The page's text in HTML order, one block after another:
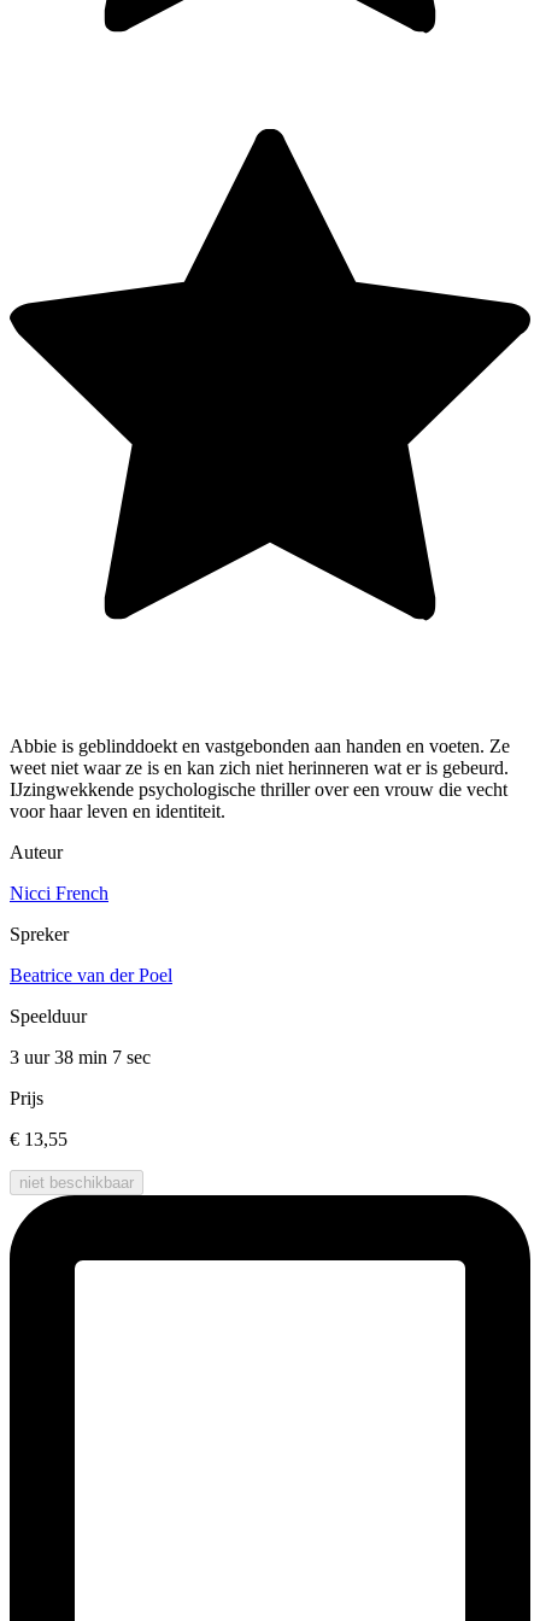
Abbie is geblinddoekt en vastgebonden aan handen en voeten. Ze
weet niet waar ze is en kan zich niet herinneren wat er is gebeurd.
IJzingwekkende psychologische thriller over een vrouw die vecht
voor haar leven en identiteit.
Auteur
Nicci French
Spreker
Beatrice van der Poel
Speelduur
3 uur 38 min 7 sec
Prijs
€ 13,55
niet beschikbaar